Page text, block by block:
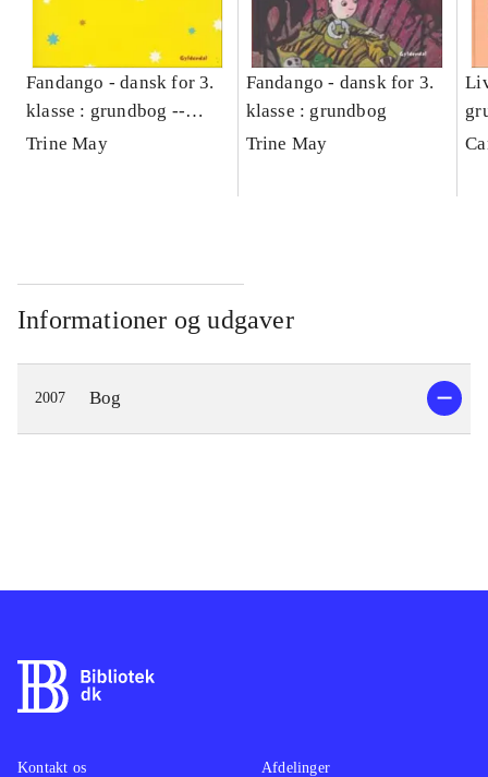
Fandango - dansk for 3.
klasse : grundbog --
Lærervejledning
Trine May
Fandango - dansk for 3.
klasse : grundbog
Trine May
Informationer og udgaver
2007 Bog
Kontakt os
Afdelinger